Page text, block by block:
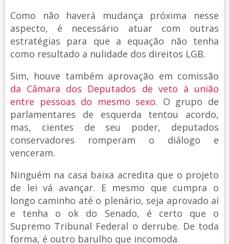
Como não haverá mudança próxima nesse
aspecto, é necessário atuar com outras
estratégias para que a equação não tenha
como resultado a nulidade dos direitos LGB.
Sim, houve também aprovação em comissão
da Câmara dos Deputados de veto à união
entre pessoas do mesmo sexo. O grupo de
parlamentares de esquerda tentou acordo,
mas, cientes de seu poder, deputados
conservadores romperam o diálogo e
venceram.
Ninguém na casa baixa acredita que o projeto
de lei vá avançar. E mesmo que cumpra o
longo caminho até o plenário, seja aprovado aí
e tenha o ok do Senado, é certo que o
Supremo Tribunal Federal o derrube. De toda
forma, é outro barulho que incomoda.